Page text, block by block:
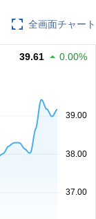
全画面チャート
39.61 0.00%